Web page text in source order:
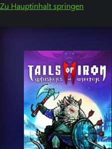
Zu Hauptinhalt springen